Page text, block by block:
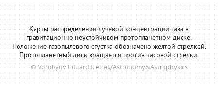
Карты распределения лучевой концентрации газа в
гравитационно неустойчивом протопланетном диске.
Положение газопылевого сгустка обозначено желтой стрелкой.
Протопланетный диск вращается против часовой стрелки.
© Vorobyov Eduard I. et al./Astronomy&Astrophysics